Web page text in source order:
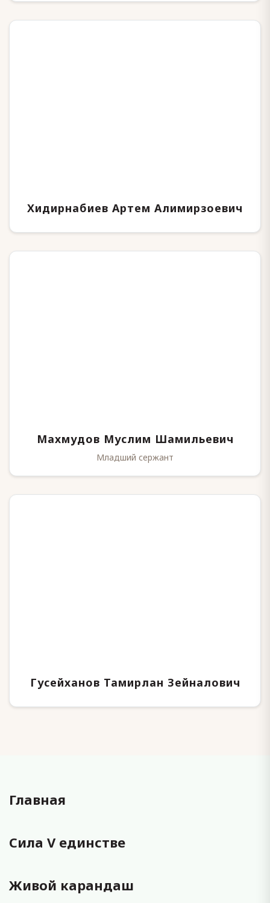
Хидирнабиев Артем Алимирзоевич
Махмудов Муслим Шамильевич
Младший сержант
Гусейханов Тамирлан Зейналович
Главная
Сила V единстве
Живой карандаш